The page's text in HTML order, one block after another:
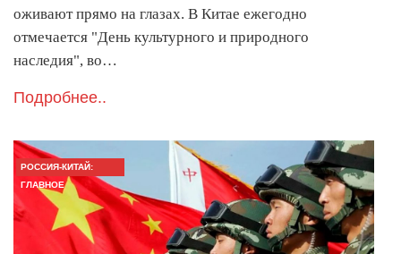
оживают прямо на глазах. В Китае ежегодно
отмечается "День культурного и природного
наследия", во…
Подробнее..
РОССИЯ-КИТАЙ:
ГЛАВНОЕ